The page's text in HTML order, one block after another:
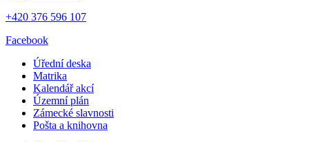
+420 ​​376 596 107
Facebook
Úřední deska
Matrika
Kalendář akcí
Územní plán
Zámecké slavnosti
Pošta a knihovna